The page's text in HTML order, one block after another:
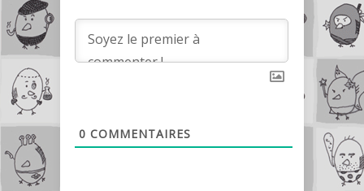
0 COMMENTAIRES